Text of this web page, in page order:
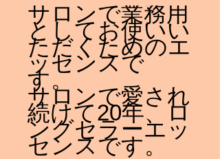
サロンで業務用
としてお使いい
ただくためのエ
ッセンスで
す。
サロンで愛され
続けて20年、ロ
ングセラーエッ
センスです。